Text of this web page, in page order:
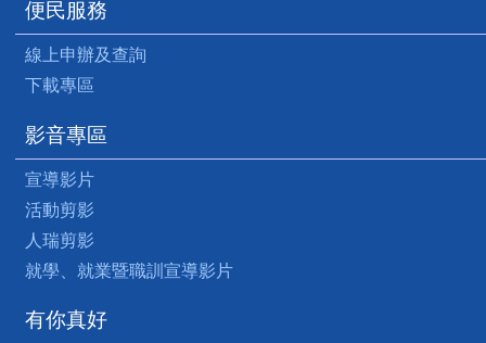
便民服務
線上申辦及查詢
下載專區
影音專區
宣導影片
活動剪影
人瑞剪影
就學、就業暨職訓宣導影片
有你真好